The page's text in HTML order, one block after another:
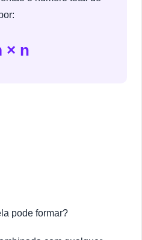
× n
pode formar?